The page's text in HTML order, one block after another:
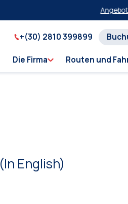
Angebot
+(30) 2810 399899
Die Firma Routen und
English)